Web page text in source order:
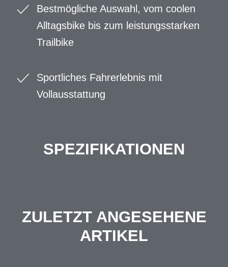
Bestmögliche Auswahl, vom coolen
Alltagsbike bis zum leistungsstarken
Trailbike
Sportliches Fahrerlebnis mit
Vollausstattung
SPEZIFIKATIONEN
ZULETZT ANGESEHENE
ARTIKEL